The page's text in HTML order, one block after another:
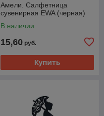
Амели. Салфетница
сувенирная EWA (черная)
В наличии
15,60 руб.
Купить